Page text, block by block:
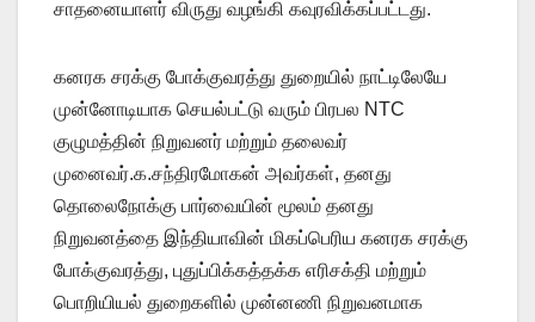
சாதனையாளர் விருது வழங்கி கவுரவிக்கப்பட்டது.
கனரக சரக்கு போக்குவரத்து துறையில் நாட்டிலேயே
முன்னோடியாக செயல்பட்டு வரும் பிரபல NTC
குழுமத்தின் நிறுவனர் மற்றும் தலைவர்
முனைவர்.க.சந்திரமோகன் அவர்கள், தனது
தொலைநோக்கு பார்வையின் மூலம் தனது
நிறுவனத்தை இந்தியாவின் மிகப்பெரிய கனரக சரக்கு
போக்குவரத்து, புதுப்பிக்கத்தக்க எரிசக்தி மற்றும்
பொறியியல் துறைகளில் முன்னணி நிறுவனமாக